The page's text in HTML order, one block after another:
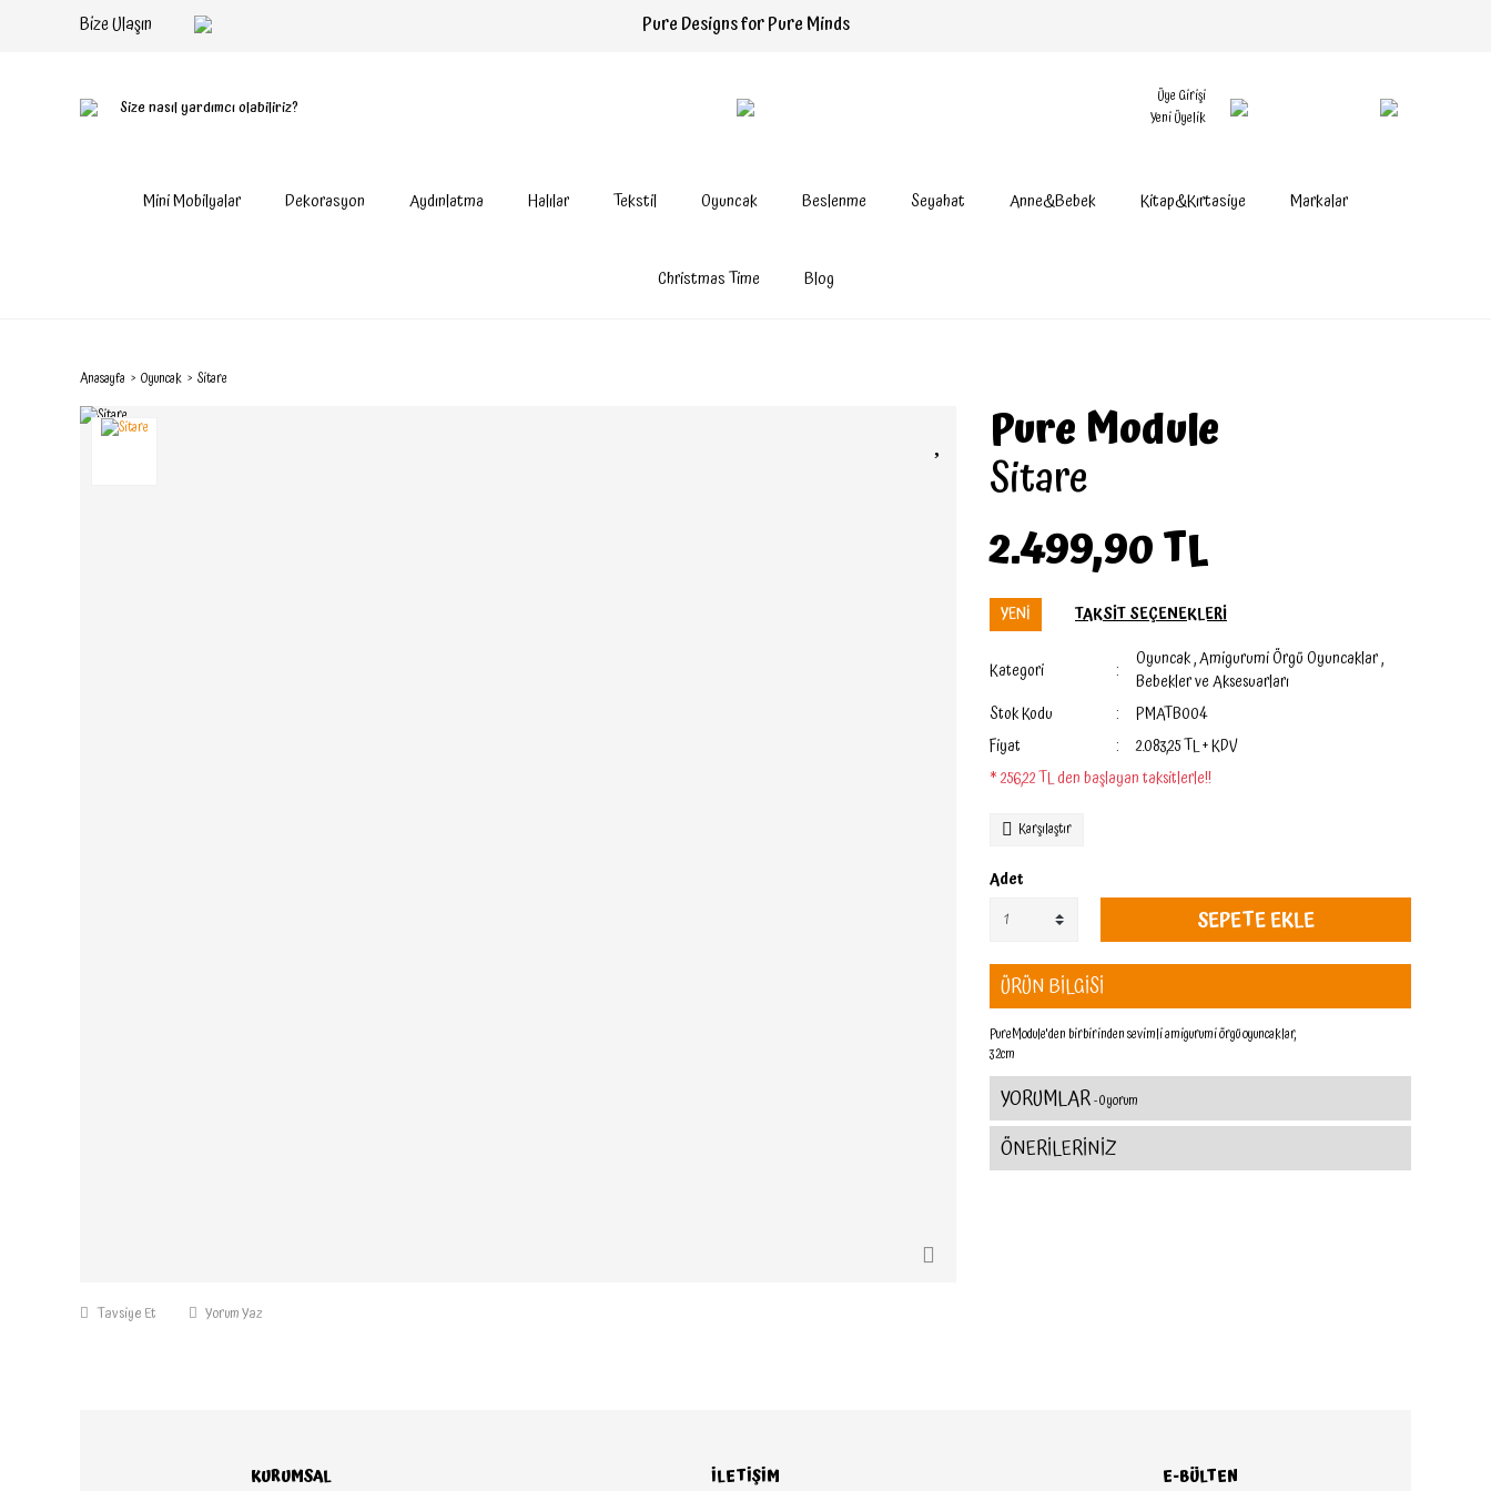
Bize Ulaşın Pure Designs for Pure Minds
Size nasıl yardımcı olabiliriz?
Üye Girişi
Yeni Üyelik
Mini Mobilyalar Dekorasyon Aydınlatma Halılar Tekstil Oyuncak Beslenme Seyahat Anne&Bebek Kitap&Kırtasiye Markalar
Christmas Time Blog
Anasayfa Oyuncak Sitare
Tavsiye Et Yorum Yaz
Pure Module
Sitare
2.499,90 TL
YENİ TAKSİT SEÇENEKLERİ
Kategori Oyuncak,Amigurumi Örgü Oyuncaklar,
Bebekler ve Aksesuarları
Stok Kodu
PMATB004
Fiyat
2.083,25 TL + KDV
* 256,22 TL den başlayan taksitlerle!!
Karşılaştır
Adet
SEPETE EKLE
ÜRÜN BİLGİSİ
PureModule'den birbirinden sevimli amigurumi örgü oyuncaklar,
32cm
YORUMLAR- 0 yorum
ÖNERİLERİNİZ
KURUMSAL İLETİŞİM E-BÜLTEN